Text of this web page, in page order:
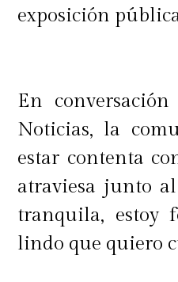
exposición
En
Noticias, la
estar contenta
atraviesa junto al
tranquila, estoy
lindo que quiero